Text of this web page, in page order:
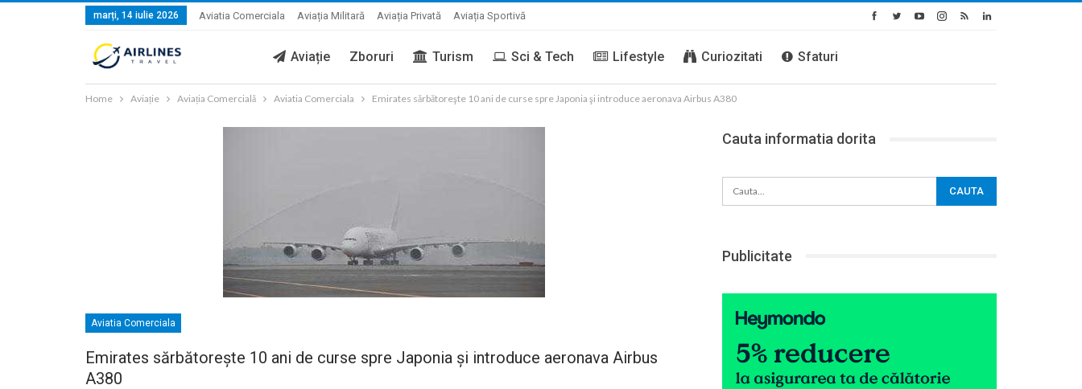
marți, 14 iulie 2026 Aviatia Comerciala Aviația Militară Aviația Privată Aviația Sportivă
Aviație Zboruri Turism Sci & Tech Lifestyle Curiozitati Sfaturi
Home Aviație Aviația Comercială Aviatia Comerciala Emirates sărbătoreşte 10 ani de curse spre Japonia şi introduce aeronava Airbus A380
Aviatia Comerciala
Emirates sărbătoreşte 10 ani de curse spre Japonia şi introduce aeronava Airbus
A380
Cauta informatia dorita
Publicitate